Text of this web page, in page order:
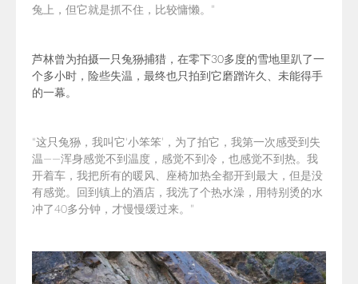
兔上，但它就是抓不住，比较慵懒。”
芦林曾为拍摄一只兔狲捕猎，在零下30多度的雪地里趴了一
个多小时，险些失温，最终也只拍到它磨蹭许久、未能得手
的一幕。
“这只兔狲，我叫它‘小笨笨’，为了拍它，我第一次感受到失
温——浑身感觉不到温度，感觉不到冷，也感觉不到热。我
开着车，我把所有的暖风、座椅加热全都开到最大，但是没
有感觉。回到镇上的酒店，我洗了个热水澡，用特别烫的水
冲了40多分钟，才慢慢缓过来。”